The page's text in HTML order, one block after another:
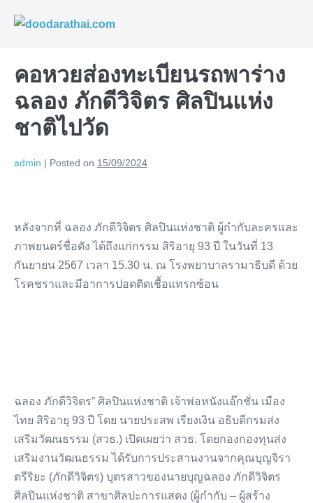
คอหวยส่องทะเบียนรถพาร่าง
ฉลอง ภักดีวิจิตร ศิลปินแห่ง
ชาติไปวัด
admin | Posted on 15/09/2024
หลังจากที่ ฉลอง ภักดีวิจิตร ศิลปินแห่งชาติ ผู้กำกับละครและ
ภาพยนตร์ชื่อดัง ได้ถึงแก่กรรม สิริอายุ 93 ปี ในวันที่ 13
กันยายน 2567 เวลา 15.30 น. ณ โรงพยาบาลรามาธิบดี ด้วย
โรคชราและมีอาการปอดติดเชื้อแทรกซ้อน
ฉลอง ภักดีวิจิตร” ศิลปินแห่งชาติ เจ้าพ่อหนังแอ๊กชั่น เมือง
ไทย สิริอายุ 93 ปี โดย นายประสพ เรียงเงิน อธิบดีกรมส่ง
เสริมวัฒนธรรม (สวธ.) เปิดเผยว่า สวธ. โดยกองกองทุนส่ง
เสริมงานวัฒนธรรม ได้รับการประสานงานจากคุณบุญจิรา
ตรีริยะ (ภักดีวิจิตร) บุตรสาวของนายบุญฉลอง ภักดีวิจิตร
ศิลปินแห่งชาติ สาขาศิลปะการแสดง (ผู้กำกับ – ผู้สร้าง